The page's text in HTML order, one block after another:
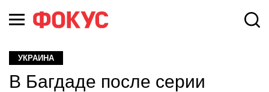
УКРАИНА
В Багдаде после серии